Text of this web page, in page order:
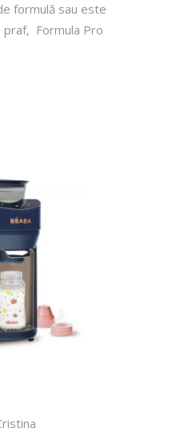
formulă sau este
praf, Formula Pro